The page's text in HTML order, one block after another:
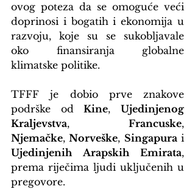
ovog poteza da se omoguće veći
doprinosi i bogatih i ekonomija u
razvoju, koje su se sukobljavale
oko finansiranja globalne
klimatske politike.
TFFF je dobio prve znakove
podrške od Kine, Ujedinjenog
Kraljevstva, Francuske
Njemačke, Norveške, Singapura
Ujedinjenih Arapskih Emirata,
prema riječima ljudi uključenih u
pregovore.